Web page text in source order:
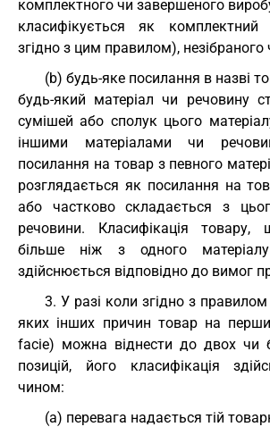
комплектного чи завершеного
класифікується як
згідно з цим правилом), незібраного
(b) будь-яке посилання в назві
будь-який матеріал чи речовину
сумішей або сполук цього
іншими матеріалами чи
посилання на товар з певного
розглядається як посилання на
або частково складається з
речовини. Класифікація товару,
більше ніж з одного
здійснюється відповідно до вимог
3. У разі коли згідно з
яких інших причин товар на
facie) можна віднести до двох чи
позицій, його класифікація
чином:
(a) перевага надається тій